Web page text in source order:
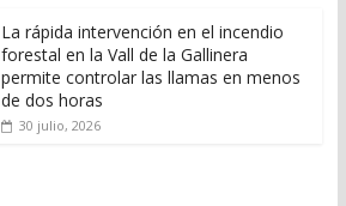
La rápida intervención en el incendio
forestal en la Vall de la Gallinera
permite controlar las llamas en menos
de dos horas
30 julio, 2026